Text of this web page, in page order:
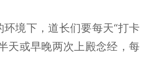
境下，道长们要每天“打卡
天或早晚两次上殿念经，每